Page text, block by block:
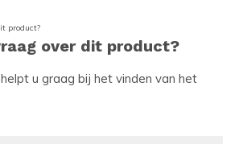
over dit product?
u graag bij het vinden van het